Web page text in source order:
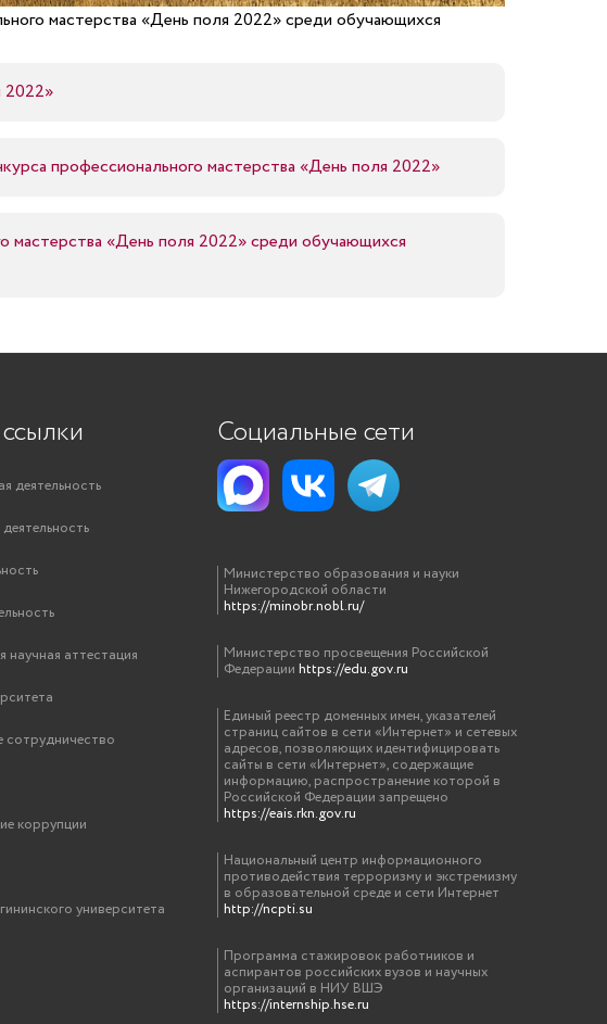
мастерства «День поля 2022» среди обучающихся
2022»
профессионального мастерства «День поля 2022»
«День поля 2022» среди обучающихся
деятельность
научная аттестация
коррупции
университета
Социальные сети
Министерство образования и науки
Нижегородской области
https://minobr.nobl.ru/
Министерство просвещения Российской
Федерации https://edu.gov.ru
Единый реестр доменных имен, указателей
страниц сайтов в сети «Интернет» и сетевых
адресов, позволяющих идентифицировать
сайты в сети «Интернет», содержащие
информацию, распространение которой в
Российской Федерации запрещено
https://eais.rkn.gov.ru
Национальный центр информационного
противодействия терроризму и экстремизму
в образовательной среде и сети Интернет
http://ncpti.su
Программа стажировок работников и
аспирантов российских вузов и научных
организаций в НИУ ВШЭ
https://internship.hse.ru